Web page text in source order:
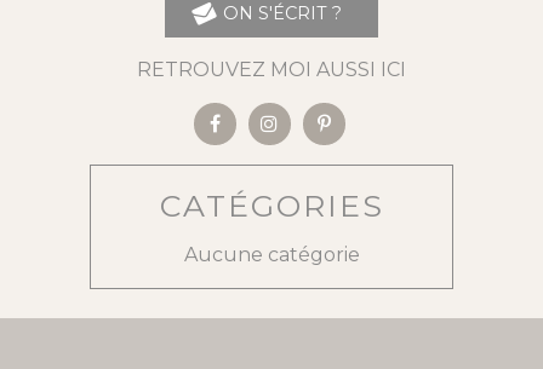
ON S'ÉCRIT ?
RETROUVEZ MOI AUSSI ICI
CATÉGORIES
Aucune catégorie